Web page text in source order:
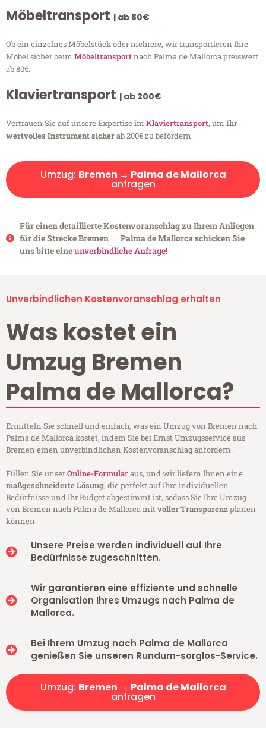
Möbeltransport | ab 80€
Ob ein einzelnes Möbelstück oder mehrere, wir transportieren Ihre
Möbel sicher beim Möbeltransportnach Palma de Mallorca preiswert
ab 80€.
Klaviertransport | ab 200€
Vertrauen Sie auf unsere Expertise im Klaviertransport, um Ihr
wertvolles Instrument sicherab 200€ zu befördern.
Umzug: Bremen → Palma de Mallorca
anfragen
Für einen detaillierte Kostenvoranschlag zu Ihrem Anliegen
für die Strecke Bremen → Palma de Mallorca schicken Sie
uns bitte eineunverbindliche Anfrage!
Unverbindlichen Kostenvoranschlag erhalten
Was kostet ein
Umzug Bremen
Palma de Mallorca?
Ermitteln Sie schnell und einfach, was ein Umzug von Bremen nach
Palma de Mallorca kostet, indem Sie bei Ernst Umzugsservice aus
Bremen einen unverbindlichen Kostenvoranschlag anfordern.
Füllen Sie unserOnline-Formularaus, und wir liefern Ihnen eine
maßgeschneiderte Lösung, die perfekt auf Ihre individuellen
Bedürfnisse und Ihr Budget abgestimmt ist, sodass Sie Ihre Umzug
von Bremen nach Palma de Mallorca mitvoller Transparenzplanen
können.
Unsere Preise werden individuell auf Ihre
Bedürfnisse zugeschnitten.
Wir garantieren eine effiziente und schnelle
Organisation Ihres Umzugs nach Palma de
Mallorca.
Bei Ihrem Umzug nach Palma de Mallorca
genießen Sie unseren Rundum-sorglos-Service.
Umzug: Bremen → Palma de Mallorca
anfragen